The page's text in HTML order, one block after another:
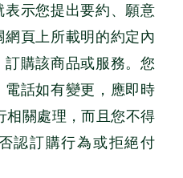
示您提出要約、願意
頁上所載明的約定內
購該商品或服務。您
話如有變更，應即時
相關處理，而且您不得
認訂購行為或拒絕付